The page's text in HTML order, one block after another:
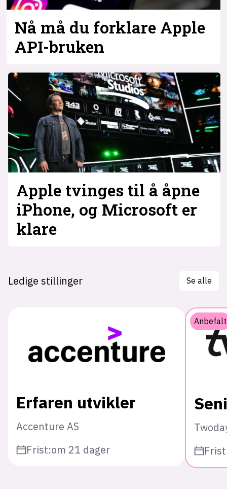
Nå må du forklare Apple
API-bruken
Apple tvinges til å åpne
iPhone, og Microsoft er
klare
Ledige stillinger Se alle
Erfaren utvikler
Accenture AS
Frist:om 21 dager
Anbefalt